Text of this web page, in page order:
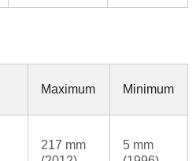
Maximum Minimum
217 mm
5 mm